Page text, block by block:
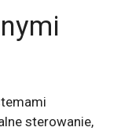
sterowanie,